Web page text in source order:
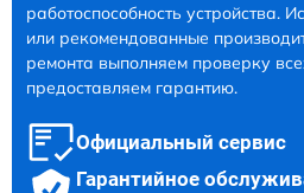
работоспособность устройства.
или рекомендованные
ремонта выполняем проверку
предоставляем гарантию.
Официальный сервис
Гарантийное